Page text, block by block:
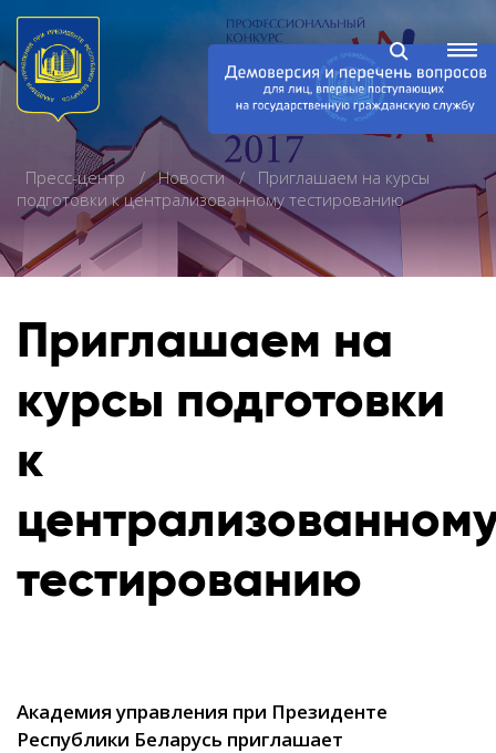
Пресс-центр Новости
Приглашаем на курсы
подготовки к централизованному тестированию
Приглашаем на
курсы подготовки
к
тестированию
Академия управления при Президенте
Республики Беларусь приглашает